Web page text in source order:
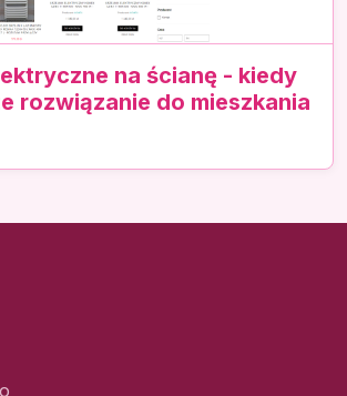
na ścianę - kiedy
rozwiązanie do mieszkania